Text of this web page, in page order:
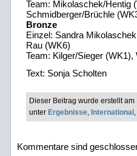
Team: Mikolaschek/Hentig
Schmidberger/Brüchle
Bronze
Einzel: Sandra
Rau (WK6)
Team: Kilger/Sieger
Text: Sonja Scholten
Dieser Beitrag wurde erstellt
unter Ergebnisse, International ,
Kommentare sind